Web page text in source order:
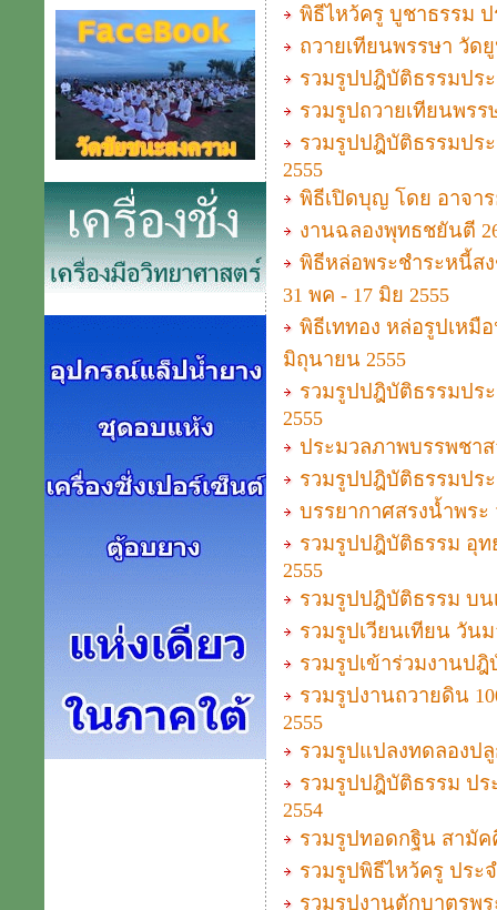
พิธีไหว้ครู บูชาธรรม ป
ถวายเทียนพรรษา วัด
รวมรูปปฎิบัติธรรมปร
รวมรูปถวายเทียนพรร
รวมรูปปฎิบัติธรรมปร
2555
พิธีเปิดบุญ โดย อาจา
งานฉลองพุทธชยันตี
พิธีหล่อพระชำระหนี้ส
31 พค - 17 มิย 2555
พิธีเททอง หล่อรูปเห
มิถุนายน 2555
รวมรูปปฎิบัติธรรมปร
2555
ประมวลภาพบรรพชา
รวมรูปปฎิบัติธรรมประ
บรรยากาศสรงน้ำพร
รวมรูปปฎิบัติธรรม อุท
2555
รวมรูปปฎิบัติธรรม บน
รวมรูปเวียนเทียน วั
รวมรูปเข้าร่วมงานป
รวมรูปงานถวายดิน
2555
รวมรูปแปลงทดลองป
รวมรูปปฎิบัติธรรม ป
2554
รวมรูปทอดกฐิน สามัค
รวมรูปพิธีไหว้ครู ประ
รวมรูปงานตักบาตรพร